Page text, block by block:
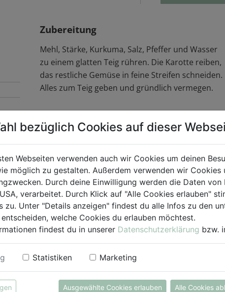
Zubereitung
Mehl, Stärke, Kurkuma, Salz, Pfeffer und Wasser
zu einem glatten Teig rühren. Die Karotte reiben,
das restliche Gemüse in feine Streifen schneiden.
Alles zum Teig geben und gründlich vermegen.
Kokosfett in einer Pfanne erhitzen. Einen
Schöpfer Gemüseteig in die Pfanne geben und in
warm halten. Für den Dip alle Zutaten
miteinander verrühren.
Gemüse-Pfannkuchen und Dip anrichten und
servieren.
bezüglich Cookies auf dieser
Webseiten verwenden auch wir Cookies um deinen
möglich zu gestalten. Außerdem verwenden wir Cookies
Durch deine Einwilligung werden die Daten
verarbeitet. Durch Klick auf "Alle Cookies erlauben"
zu. Unter "Details anzeigen" findest du alle Infos zu den
welche Cookies du erlauben möchtest.
findest du in unserer Datenschutzerklärung bzw.
Statistiken Marketing
Ausgewählte Cookies erlauben Alle Cookies